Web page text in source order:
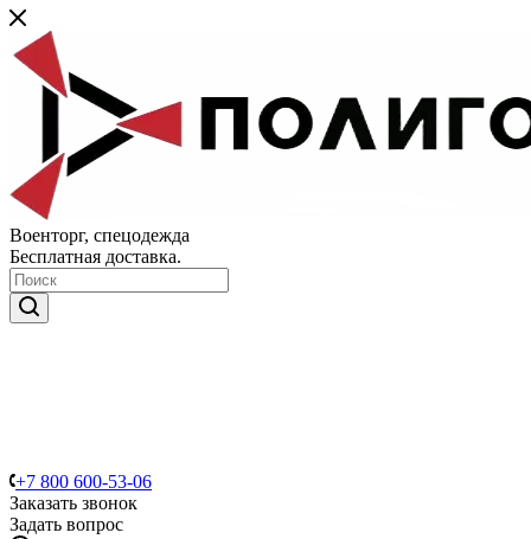
Военторг, спецодежда
Бесплатная доставка.
+7 800 600-53-06
Заказать звонок
Задать вопрос